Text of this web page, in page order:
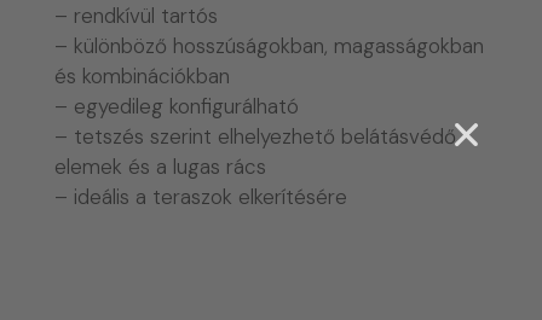
– rendkívül tartós
– különböző hosszúságokban, magasságokban
és kombinációkban
– egyedileg konfigurálható
– tetszés szerint elhelyezhető belátásvédő
elemek és a lugas rács
– ideális a teraszok elkerítésére